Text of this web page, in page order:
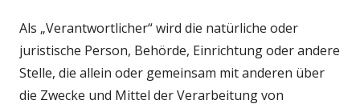
Als „Verantwortlicher“ wird die natürliche oder
juristische Person, Behörde, Einrichtung oder andere
Stelle, die allein oder gemeinsam mit anderen über
die Zwecke und Mittel der Verarbeitung von